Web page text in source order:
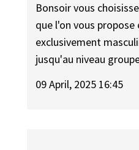
Bonsoir vous
que l'on vous propose
exclusivement
jusqu'au niveau
09 April, 2025 16:45